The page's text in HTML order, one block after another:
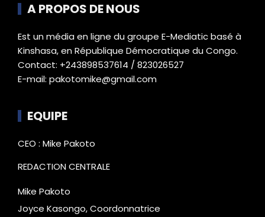
A PROPOS DE NOUS
Est un média en ligne du groupe E-Mediatic basé à
Kinshasa, en République Démocratique du Congo.
Contact: +243898537614 / 823026527
E-mail: pakotomike@gmail.com
EQUIPE
CEO : Mike Pakoto
REDACTION CENTRALE
Mike Pakoto
Joyce Kasongo, Coordonnatrice